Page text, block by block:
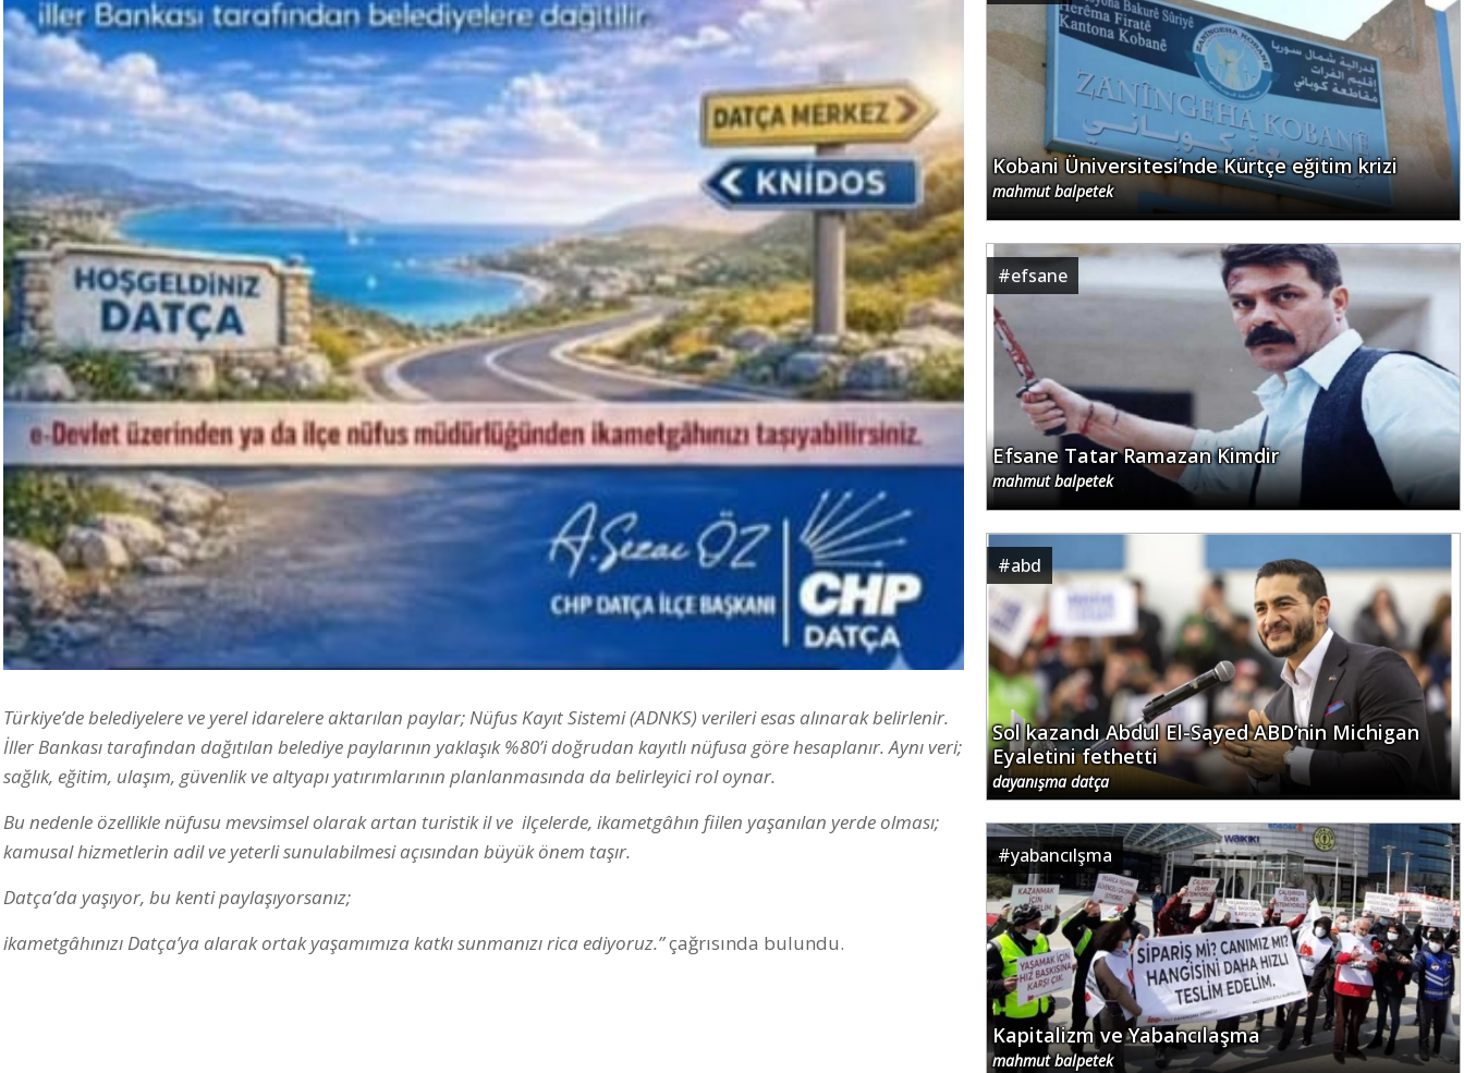
Türkiye’de belediyelere ve yerel idarelere aktarılan paylar; Nüfus Kayıt Sistemi (ADNKS) verileri esas alınarak belirlenir.
İller Bankası tarafından dağıtılan belediye paylarının yaklaşık %80’i doğrudan kayıtlı nüfusa göre hesaplanır. Aynı veri;
sağlık, eğitim, ulaşım, güvenlik ve altyapı yatırımlarının planlanmasında da belirleyici rol oynar.
Bu nedenle özellikle nüfusu mevsimsel olarak artan turistik il ve ilçelerde, ikametgâhın fiilen yaşanılan yerde olması;
kamusal hizmetlerin adil ve yeterli sunulabilmesi açısından büyük önem taşır.
Datça’da yaşıyor, bu kenti paylaşıyorsanız;
ikametgâhınızı Datça’ya alarak ortak yaşamımıza katkı sunmanızı rica ediyoruz.”çağrısında bulundu.
Kobani Üniversitesi’nde Kürtçe eğitim krizi
mahmut balpetek
#efsane
Efsane Tatar Ramazan Kimdir
mahmut balpetek
#abd
Sol kazandı Abdul El-Sayed ABD’nin Michigan
Eyaletini fethetti
dayanışma datça
#yabancılşma
Kapitalizm ve Yabancılaşma
mahmut balpetek